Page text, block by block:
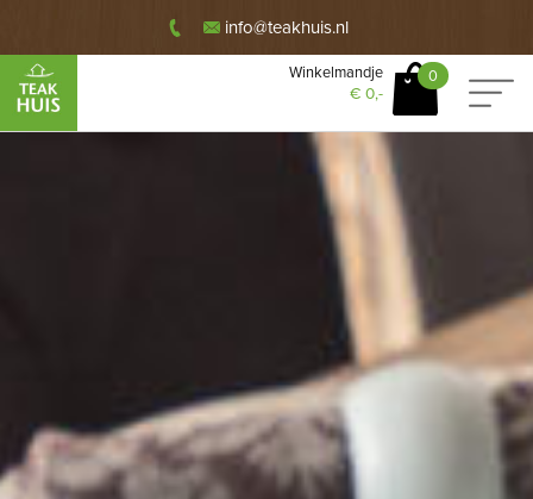
info@teakhuis.nl
0
Winkelmandje
€ 0,-